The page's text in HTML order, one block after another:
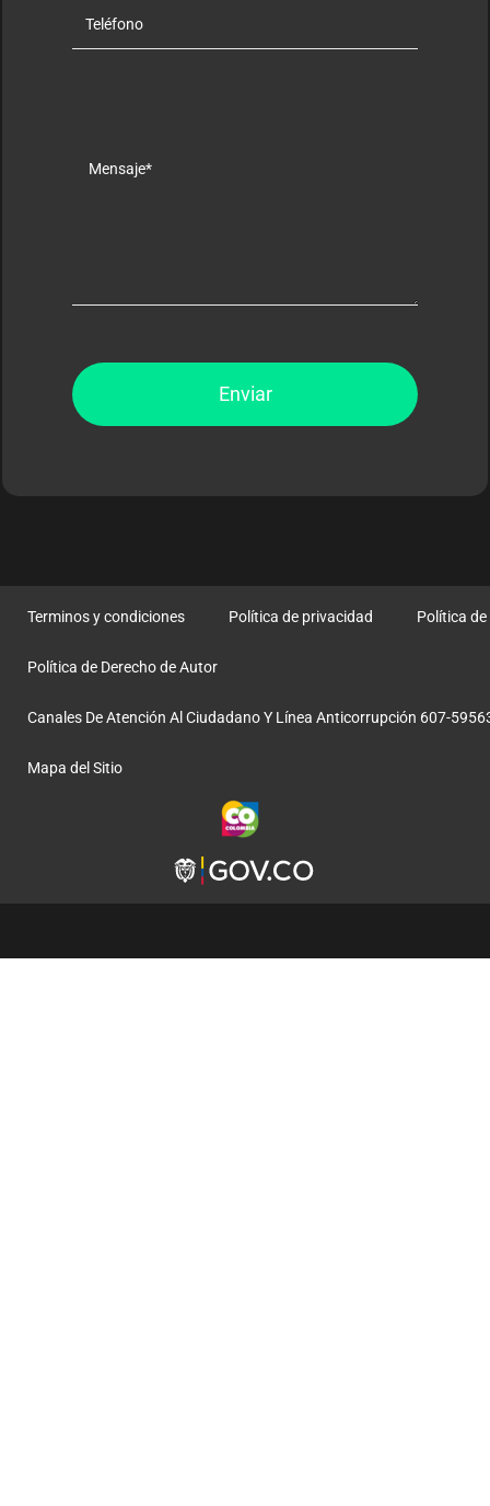
Enviar
Terminos y condiciones Política de privacidad Política
Política de Derecho de Autor
Canales De Atención Al Ciudadano Y Línea Anticorrupción 607-
Mapa del Sitio